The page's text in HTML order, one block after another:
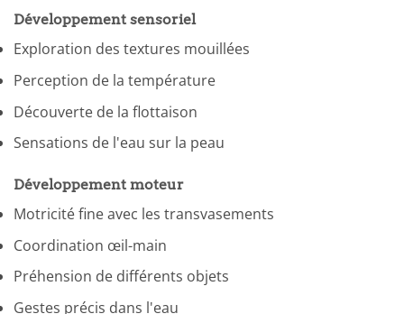
Développement sensoriel
Exploration des textures mouillées
Perception de la température
Découverte de la flottaison
Sensations de l'eau sur la peau
Développement moteur
Motricité fine avec les transvasements
Coordination œil-main
Préhension de différents objets
Gestes précis dans l'eau